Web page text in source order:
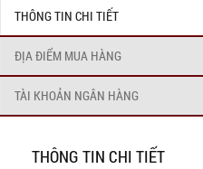
THÔNG TIN CHI TIẾT
ĐỊA ĐIỂM MUA HÀNG
TÀI KHOẢN NGÂN HÀNG
THÔNG TIN CHI TIẾT